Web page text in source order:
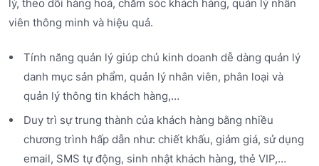
lý, theo dõi hàng hoá, chăm sóc khách hàng, quản lý nhân
viên thông minh và hiệu quả.
Tính năng quản lý giúp chủ kinh doanh dễ dàng quản lý
danh mục sản phẩm, quản lý nhân viên, phân loại và
quản lý thông tin khách hàng,…
Duy trì sự trung thành của khách hàng bằng nhiều
chương trình hấp dẫn như: chiết khấu, giảm giá, sử dụng
email, SMS tự động, sinh nhật khách hàng, thẻ VIP,…